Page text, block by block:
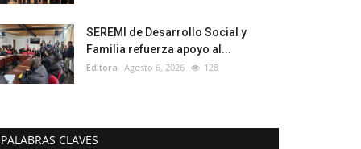
SEREMI de Desarrollo Social y
Familia refuerza apoyo al...
Editora Agosto 6, 2026 128
PALABRAS CLAVES